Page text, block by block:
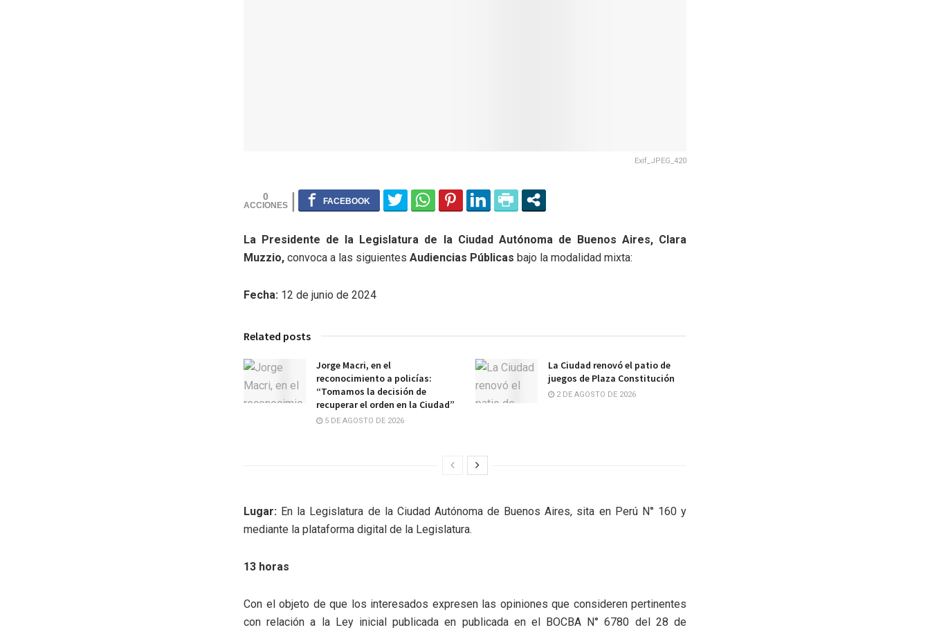
Exif_JPEG_420
0
La Presidente de la Legislatura de la Ciudad Autónoma de Buenos Aires, Clara
Muzzio, convoca a las siguientes Audiencias Públicas bajo la modalidad mixta:
Fecha: 12 de junio de 2024
Related posts
Jorge Macri, en el
reconocimiento a policías:
“Tomamos la decisión de
recuperar el orden en la Ciudad”
5 DE AGOSTO DE 2026
La Ciudad renovó el patio de
juegos de Plaza Constitución
2 DE AGOSTO DE 2026
Lugar: En la Legislatura de la Ciudad Autónoma de Buenos Aires, sita en Perú N° 160 y
mediante la plataforma digital de la Legislatura.
13 horas
Con el objeto de que los interesados expresen las opiniones que consideren pertinentes
con relación a la Ley inicial publicada en publicada en el BOCBA N° 6780 del 28 de